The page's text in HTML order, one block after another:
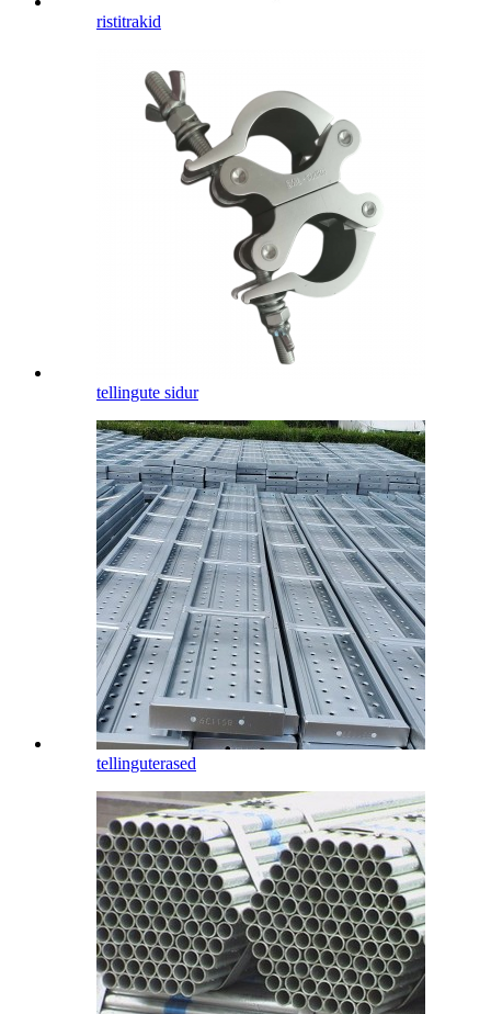
ristitrakid
tellingute sidur
tellinguterased